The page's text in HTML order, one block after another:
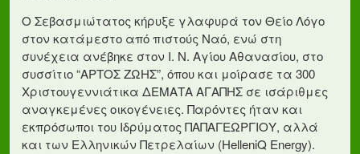
Ο Σεβασμιώτατος κήρυξε γλαφυρά τον Θείο Λόγο
στον κατάμεστο από πιστούς Ναό, ενώ στη
συνέχεια ανέβηκε στον Ι. Ν. Αγίου Αθανασίου, στο
συσσίτιο “ΑΡΤΟΣ ΖΩΗΣ”, όπου και μοίρασε τα 300
Χριστουγεννιάτικα ΔΕΜΑΤΑ ΑΓΑΠΗΣ σε ισάριθμες
αναγκεμένες οικογένειες. Παρόντες ήταν και
εκπρόσωποι του Ιδρύματος ΠΑΠΑΓΕΩΡΓΙΟΥ, αλλά
και των Ελληνικών Πετρελαίων (HelleniQ Energy).